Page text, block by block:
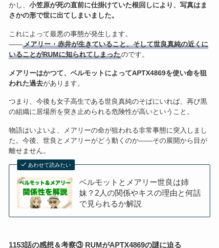
かし、 小笠原が死の直前に仕掛けていた根回しにより、写真はま
さかの形で世に出てしまいました。
これによって最悪の事態が発生します。
――メアリー・赤井が生きていること、そして世良真純の近くに
いることがRUMに知られてしまったのです。
メアリーはかつて、ベルモットによってAPTX4869を使い命を狙
われた過去があります。
つまり、今後も女子高生である世良真純のそばにいれば、再び黒
の組織に居場所を突き止められる危険性が高いということ。
物語はいよいよ、メアリーの命が狙われる非常事態に突入しまし
た。今後、世良とメアリーがどう動くのか――その展開から目が
離せません。
あわせて読みたい
ベルモットとメアリー世良は姉
妹？2人の関係やキスの理由と何話
で見られるか解説
1153話の感想＆考察③ RUMがAPTX4869の謎に迫る